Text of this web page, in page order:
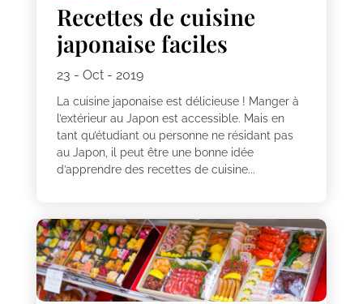
Recettes de cuisine
japonaise faciles
23 - Oct - 2019
La cuisine japonaise est délicieuse ! Manger à
l’extérieur au Japon est accessible. Mais en
tant qu’étudiant ou personne ne résidant pas
au Japon, il peut être une bonne idée
d’apprendre des recettes de cuisine...